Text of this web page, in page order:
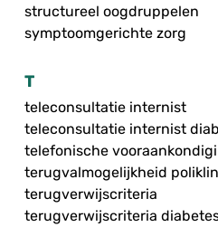
structureel oogdruppelen
symptoomgerichte zorg
T
teleconsultatie internist
teleconsultatie internist
telefonische
terugvalmogelijkheid
terugverwijscriteria
terugverwijscriteria